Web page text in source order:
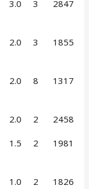
3.0 3 2847
2.0 3 1855
2.0 8 1317
2.0 2 2458
1.5 2 1981
1.0 2 1826